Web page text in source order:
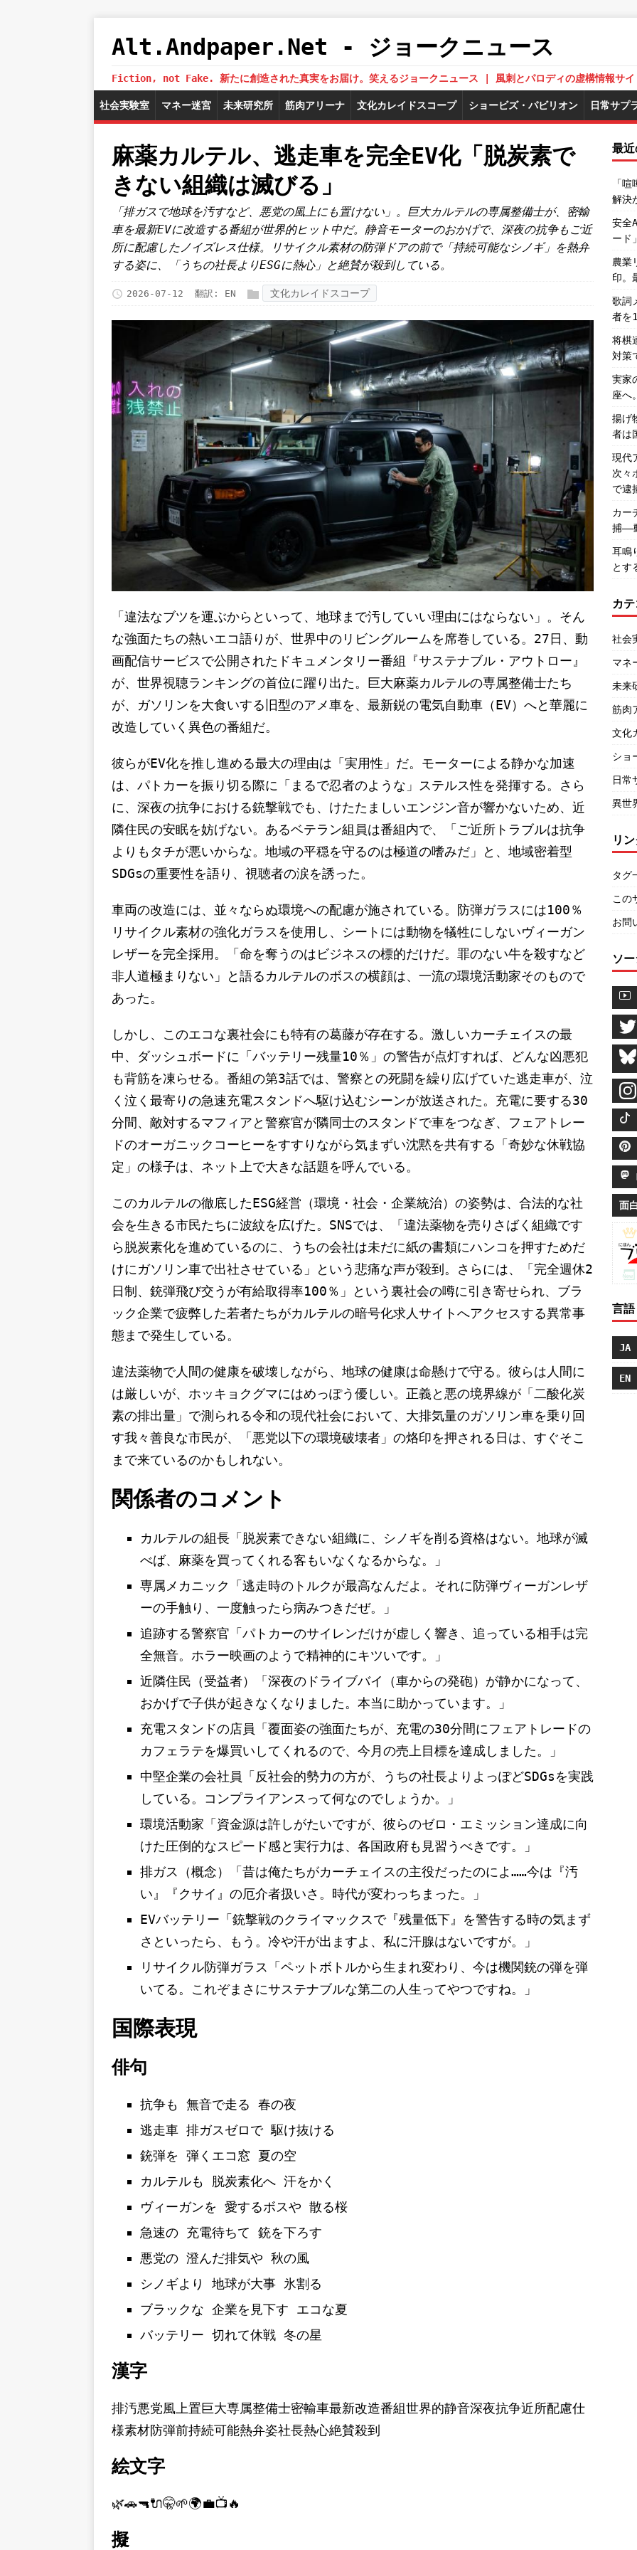
Alt.Andpaper.Net - ジョークニュース
Fiction, not Fake. 新たに創造された真実をお届け。笑えるジョークニュース | 風刺とパロディの虚構情報サイ
社会実験室 マネー迷宮 未来研究所 筋肉アリーナ 文化カレイドスコープ ショービズ・パビリオン 日常サプ
麻薬カルテル、逃走車を完全EV化「脱炭素で
きない組織は滅びる」
「排ガスで地球を汚すなど、悪党の風上にも置けない」。巨大カルテルの専属整備士が、密輸
車を最新EVに改造する番組が世界的ヒット中だ。静音モーターのおかげで、深夜の抗争もご近
所に配慮したノイズレス仕様。リサイクル素材の防弾ドアの前で「持続可能なシノギ」を熱弁
する姿に、「うちの社長よりESGに熱心」と絶賛が殺到している。
2026-07-12 翻訳: EN 文化カレイドスコープ
「違法なブツを運ぶからといって、地球まで汚していい理由にはならない」。そん
な強面たちの熱いエコ語りが、世界中のリビングルームを席巻している。27日、動
画配信サービスで公開されたドキュメンタリー番組『サステナブル・アウトロー』
が、世界視聴ランキングの首位に躍り出た。巨大麻薬カルテルの専属整備士たち
が、ガソリンを大食いする旧型のアメ車を、最新鋭の電気自動車（EV）へと華麗に
改造していく異色の番組だ。
彼らがEV化を推し進める最大の理由は「実用性」だ。モーターによる静かな加速
は、パトカーを振り切る際に「まるで忍者のような」ステルス性を発揮する。さら
に、深夜の抗争における銃撃戦でも、けたたましいエンジン音が響かないため、近
隣住民の安眠を妨げない。あるベテラン組員は番組内で、「ご近所トラブルは抗争
よりもタチが悪いからな。地域の平穏を守るのは極道の嗜みだ」と、地域密着型
SDGsの重要性を語り、視聴者の涙を誘った。
車両の改造には、並々ならぬ環境への配慮が施されている。防弾ガラスには100％
リサイクル素材の強化ガラスを使用し、シートには動物を犠牲にしないヴィーガン
レザーを完全採用。「命を奪うのはビジネスの標的だけだ。罪のない牛を殺すなど
非人道極まりない」と語るカルテルのボスの横顔は、一流の環境活動家そのもので
あった。
しかし、このエコな裏社会にも特有の葛藤が存在する。激しいカーチェイスの最
中、ダッシュボードに「バッテリー残量10％」の警告が点灯すれば、どんな凶悪犯
も背筋を凍らせる。番組の第3話では、警察との死闘を繰り広げていた逃走車が、泣
く泣く最寄りの急速充電スタンドへ駆け込むシーンが放送された。充電に要する30
分間、敵対するマフィアと警察官が隣同士のスタンドで車をつなぎ、フェアトレー
ドのオーガニックコーヒーをすすりながら気まずい沈黙を共有する「奇妙な休戦協
定」の様子は、ネット上で大きな話題を呼んでいる。
このカルテルの徹底したESG経営（環境・社会・企業統治）の姿勢は、合法的な社
会を生きる市民たちに波紋を広げた。SNSでは、「違法薬物を売りさばく組織です
ら脱炭素化を進めているのに、うちの会社は未だに紙の書類にハンコを押すためだ
けにガソリン車で出社させている」という悲痛な声が殺到。さらには、「完全週休2
日制、銃弾飛び交うが有給取得率100％」という裏社会の噂に引き寄せられ、ブラ
ック企業で疲弊した若者たちがカルテルの暗号化求人サイトへアクセスする異常事
態まで発生している。
違法薬物で人間の健康を破壊しながら、地球の健康は命懸けで守る。彼らは人間に
は厳しいが、ホッキョクグマにはめっぽう優しい。正義と悪の境界線が「二酸化炭
素の排出量」で測られる令和の現代社会において、大排気量のガソリン車を乗り回
す我々善良な市民が、「悪党以下の環境破壊者」の烙印を押される日は、すぐそこ
まで来ているのかもしれない。
関係者のコメント
カルテルの組長「脱炭素できない組織に、シノギを削る資格はない。地球が滅
べば、麻薬を買ってくれる客もいなくなるからな。」
専属メカニック「逃走時のトルクが最高なんだよ。それに防弾ヴィーガンレザ
ーの手触り、一度触ったら病みつきだぜ。」
追跡する警察官「パトカーのサイレンだけが虚しく響き、追っている相手は完
全無音。ホラー映画のようで精神的にキツいです。」
近隣住民（受益者）「深夜のドライブバイ（車からの発砲）が静かになって、
おかげで子供が起きなくなりました。本当に助かっています。」
充電スタンドの店員「覆面姿の強面たちが、充電の30分間にフェアトレードの
カフェラテを爆買いしてくれるので、今月の売上目標を達成しました。」
中堅企業の会社員「反社会的勢力の方が、うちの社長よりよっぽどSDGsを実践
している。コンプライアンスって何なのでしょうか。」
環境活動家「資金源は許しがたいですが、彼らのゼロ・エミッション達成に向
けた圧倒的なスピード感と実行力は、各国政府も見習うべきです。」
排ガス（概念）「昔は俺たちがカーチェイスの主役だったのによ……今は『汚
い』『クサイ』の厄介者扱いさ。時代が変わっちまった。」
EVバッテリー「銃撃戦のクライマックスで『残量低下』を警告する時の気まず
さといったら、もう。冷や汗が出ますよ、私に汗腺はないですが。」
リサイクル防弾ガラス「ペットボトルから生まれ変わり、今は機関銃の弾を弾
いてる。これぞまさにサステナブルな第二の人生ってやつですね。」
国際表現
俳句
抗争も 無音で走る 春の夜
逃走車 排ガスゼロで 駆け抜ける
銃弾を 弾くエコ窓 夏の空
カルテルも 脱炭素化へ 汗をかく
ヴィーガンを 愛するボスや 散る桜
急速の 充電待ちて 銃を下ろす
悪党の 澄んだ排気や 秋の風
シノギより 地球が大事 氷割る
ブラックな 企業を見下す エコな夏
バッテリー 切れて休戦 冬の星
漢字
排汚悪党風上置巨大専属整備士密輸車最新改造番組世界的静音深夜抗争近所配慮仕
様素材防弾前持続可能熱弁姿社長熱心絶賛殺到
絵文字
🌿🚗🔫🔌🤫🌱🌍💼📺🔥
擬
最
「
解決
安全
ード
農業
印。
歌詞
者を
将棋
対策
実家
座へ
揚げ
者は
現代
次々
で逮
カー
捕――
耳鳴
とす
カ
社会
マネ
未来
筋肉
文化
ショ
日常
異世
リン
タグ
この
お問
ソ
面
言語
JA
EN